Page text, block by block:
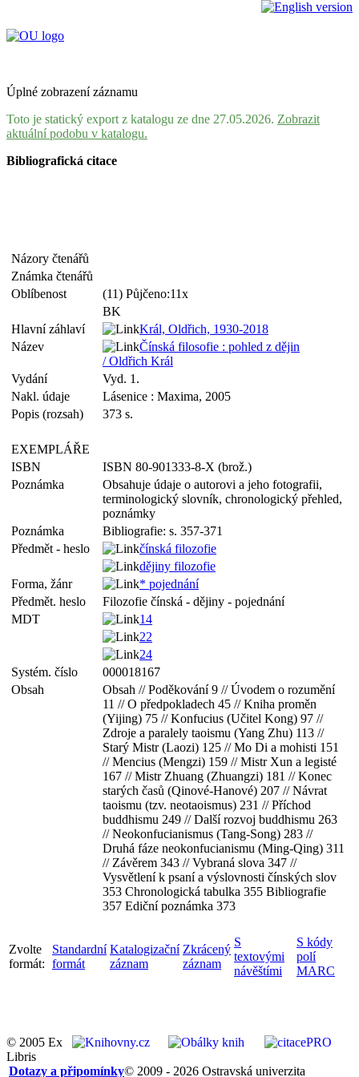
Úplné zobrazení záznamu
Toto je statický export z katalogu ze dne 27.05.2026. Zobrazit
aktuální podobu v katalogu.
Bibliografická citace
Názory čtenářů
Známka čtenářů
Oblíbenost
(11) Půjčeno:11x
BK
Hlavní záhlaví
Král, Oldřich, 1930-2018
Název
Čínská filosofie : pohled z dějin
/ Oldřich Král
Vydání
Vyd. 1.
Nakl. údaje
Lásenice : Maxima, 2005
Popis (rozsah)
373 s.
EXEMPLÁŘE
ISBN
ISBN 80-901333-8-X (brož.)
Poznámka
Obsahuje údaje o autorovi a jeho fotografii,
terminologický slovník, chronologický přehled,
poznámky
Poznámka
Bibliografie: s. 357-371
Předmět - heslo
čínská filozofie
dějiny filozofie
Forma, žánr
* pojednání
Předmět. heslo
Filozofie čínská - dějiny - pojednání
MDT
14
22
24
Systém. číslo
000018167
Obsah
Obsah // Poděkování 9 // Úvodem o rozumění
11 // O předpokladech 45 // Kniha proměn
(Yijing) 75 // Konfucius (Učitel Kong) 97 //
Zdroje a paralely taoismu (Yang Zhu) 113 //
Starý Mistr (Laozi) 125 // Mo Di a mohisti 151
// Mencius (Mengzi) 159 // Mistr Xun a legisté
167 // Mistr Zhuang (Zhuangzi) 181 // Konec
starých časů (Qinové-Hanové) 207 // Návrat
taoismu (tzv. neotaoismus) 231 // Příchod
buddhismu 249 // Další rozvoj buddhismu 263
// Neokonfucianismus (Tang-Song) 283 //
Druhá fáze neokonfucianismu (Ming-Qing) 311
// Závěrem 343 // Vybraná slova 347 //
Vysvětlení k psaní a výslovnosti čínských slov
353 Chronologická tabulka 355 Bibliografie
357 Ediční poznámka 373
Zvolte
formát:
Standardní
formát
Katalogizační
záznam
Zkrácený
záznam
S
textovými
návěštími
S kódy
polí
MARC
© 2005 Ex
Libris
© 2009 - 2026 Ostravská univerzita
Dotazy a připomínky